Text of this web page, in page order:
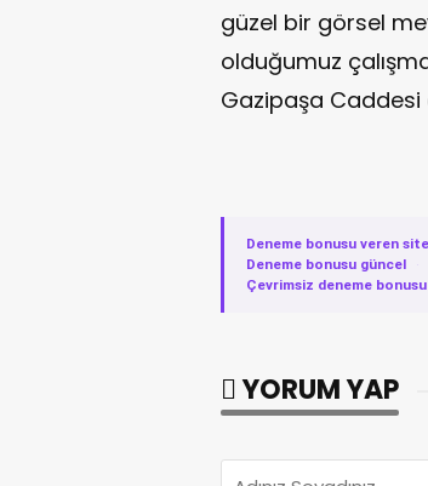
güzel bir görsel
olduğumuz
Gazipaşa
Deneme bonusu veren
Deneme bonusu güncel
·
Çevrimsiz deneme bonusu
YORUM YAP